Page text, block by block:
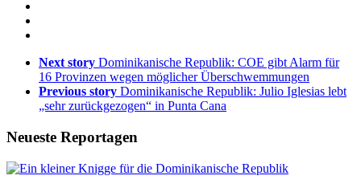
Next story Dominikanische Republik: COE gibt Alarm für
16 Provinzen wegen möglicher Überschwemmungen
Previous story Dominikanische Republik: Julio Iglesias lebt
„sehr zurückgezogen“ in Punta Cana
Neueste Reportagen